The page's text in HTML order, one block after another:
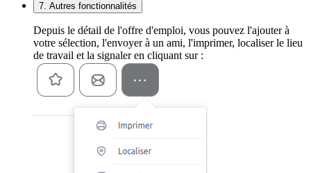
7. Autres fonctionnalités
Depuis le détail de l'offre d'emploi, vous pouvez l'ajouter à
votre sélection, l'envoyer à un ami, l'imprimer, localiser le lieu
de travail et la signaler en cliquant sur :